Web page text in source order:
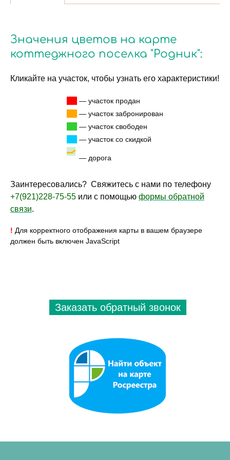
Значения цветов на карте
коттеджного поселка "Родник":
Кликайте на участок, чтобы узнать его характеристики!
— участок продан
— участок забронирован
— участок свободен
— участок со скидкой
— дорога
Заинтересовались? Свяжитесь с нами по телефону
+7(921)228-75-55 или с помощью формы обратной
связи.
! Для корректного отображения карты в вашем браузере
должен быть включен JavaScript
Заказать обратный звонок